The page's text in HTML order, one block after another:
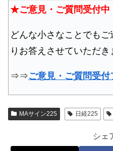
★ご意見・ご質問受付
どんな小さなことでも
りお答えさせていただき
⇒⇒ご意見・ご質問受
MAサイン225 日経225
シェ